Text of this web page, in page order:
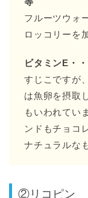
フルーツウォ
ロッコリーを
ビタミンE・
すじこですが
は魚卵を摂取
もいわれてい
ンドもチョコ
ナチュラルな
②リコピン